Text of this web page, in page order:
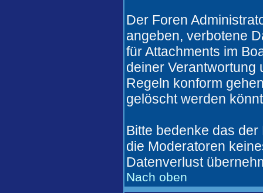
Der Foren
angeben, verbotene
für Attachments im
deiner Verantwortung
Regeln konform
gelöscht werden
Bitte bedenke das
die Moderatoren
Datenverlust
Nach oben